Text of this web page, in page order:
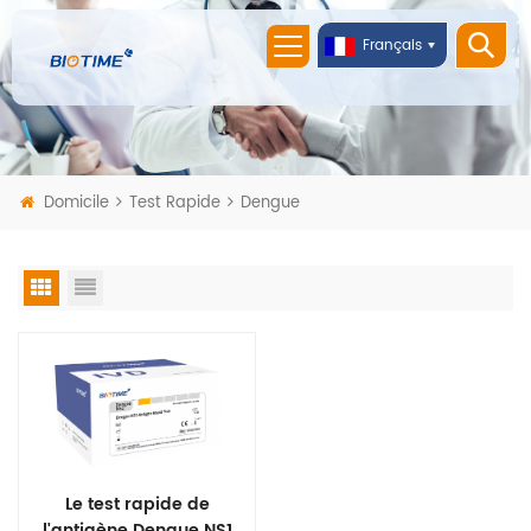
Français
Domicile Test Rapide Dengue
Le test rapide de